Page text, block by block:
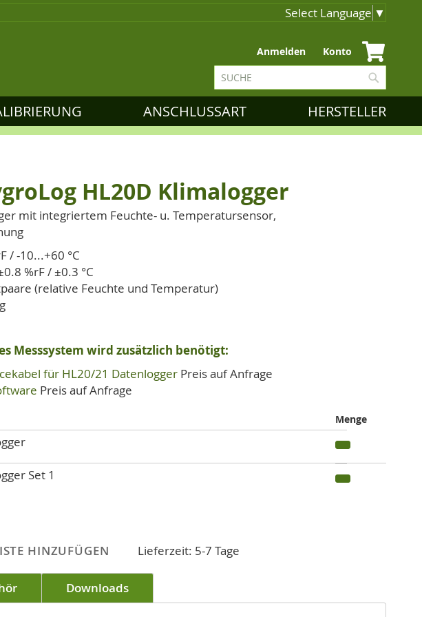
Select Language ▼
Zum
Inhalt
springen
Anmelden Konto
Suche
ANSCHLUSSART HERSTELLER
HL20D Klimalogger
mit integriertem Feuchte- u. Temperatursensor,
/ -10...+60 °C
%rF / ±0.3 °C
(relative Feuchte und Temperatur)
Messsystem wird zusätzlich benötigt:
für HL20/21 Datenlogger Preis auf Anfrage
Preis auf Anfrage
Menge
Set 1
HINZUFÜGEN Lieferzeit: 5-7 Tage
Downloads